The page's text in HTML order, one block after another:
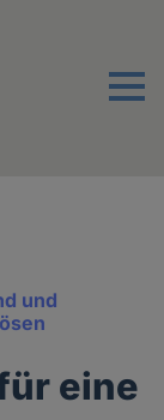
Menu
und
eine